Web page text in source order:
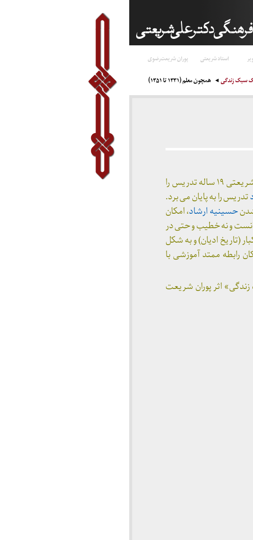
استاد شریعتی پوران شریعت‌رضوی
سبک زندگی همچون معلم (۱۳۳۱ تا ۱۳۵۱)
در اداره‌ی فرهنگ مشهد به عنوان معلم شریعتی ۱۹ ساله تدریس را
تدریس را به پایان می برد.
حسینیه ارشاد، امکان
و نه خطیب و حتی در
(تاریخ ادیان) و به شکل
ها امکان رابطه ممتد آموزشی با
اثر پوران شریعت